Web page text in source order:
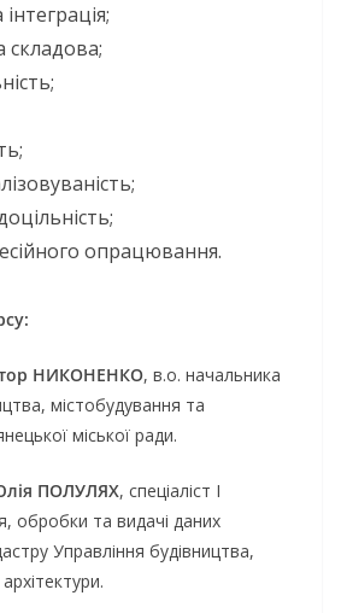
складова;
опрацювання.
НИКОНЕНКО, в.о. начальника
містобудування та
міської ради.
ПОЛУЛЯХ, спеціаліст І
обробки та видачі даних
Управління будівництва,